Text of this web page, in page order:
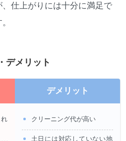
仕上がりには十分に満足で
デメリット
デメリット
クリーニング代が高い
土日には対応していない地